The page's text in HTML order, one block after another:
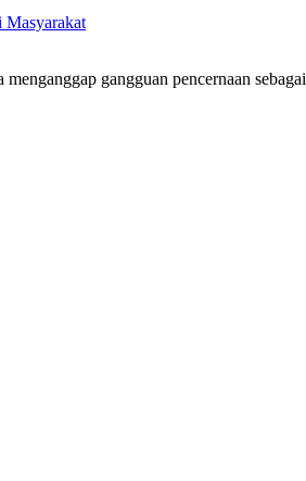
Masyarakat
gangguan pencernaan sebagai